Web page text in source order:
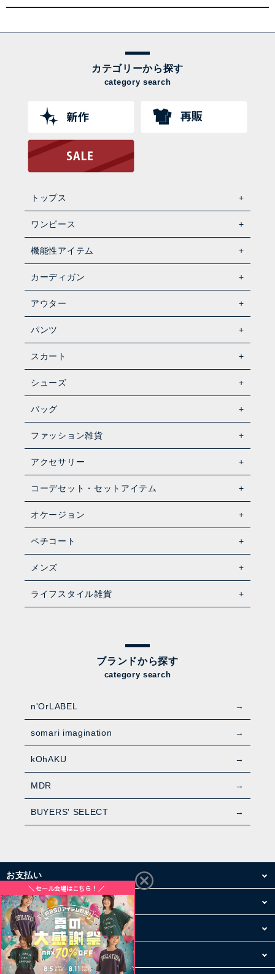
カテゴリーから探す
category search
トップス
ワンピース
機能性アイテム
カーディガン
アウター
パンツ
スカート
シューズ
バッグ
ファッション雑貨
アクセサリー
コーデセット・セットアイテム
オケージョン
ペチコート
メンズ
ライフスタイル雑貨
ブランドから探す
category search
n'OrLABEL
somari imagination
kOhAKU
MDR
BUYERS' SELECT
お支払い
配送・送料
お買い物について
その他